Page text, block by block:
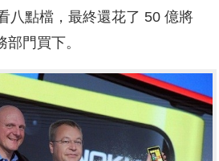
八點檔，最終還花了 50 億將
門買下。